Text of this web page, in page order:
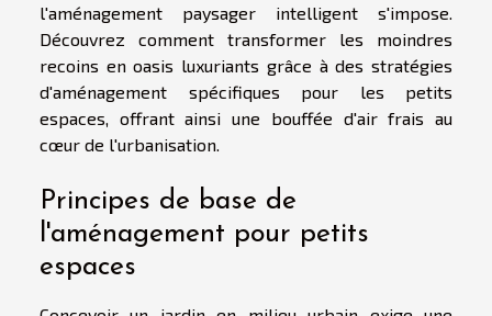
l'aménagement paysager intelligent s'impose.
Découvrez comment transformer les moindres
recoins en oasis luxuriants grâce à des stratégies
d'aménagement spécifiques pour les petits
espaces, offrant ainsi une bouffée d'air frais au
cœur de l'urbanisation.
Principes de base de
l'aménagement pour petits
espaces